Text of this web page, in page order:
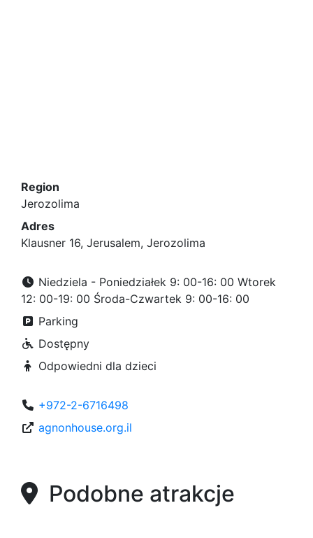
Region
Jerozolima
Adres
Klausner 16, Jerusalem, Jerozolima
Niedziela - Poniedziałek 9: 00-16: 00 Wtorek
12: 00-19: 00 Środa-Czwartek 9: 00-16: 00
Parking
Dostępny
Odpowiedni dla dzieci
+972-2-6716498
agnonhouse.org.il
Podobne atrakcje